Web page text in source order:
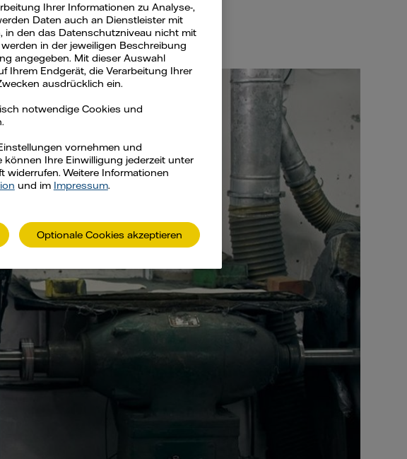
Ihrer Informationen zu Analyse-,
Daten auch an Dienstleister mit
in den das Datenschutzniveau nicht mit
in der jeweiligen Beschreibung
angegeben. Mit dieser Auswahl
Ihrem Endgerät, die Verarbeitung Ihrer
ausdrücklich ein.
notwendige Cookies und
vornehmen und
Ihre Einwilligung jederzeit unter
widerrufen. Weitere Informationen
und im Impressum.
Optionale Cookies akzeptieren